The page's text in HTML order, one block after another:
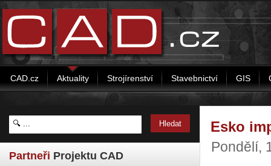
CAD.cz Aktuality Strojírenství Stavebnictví GIS
Partneři Projektu CAD
Esko
Pondělí,